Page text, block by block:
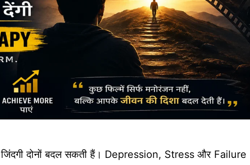
दोनों बदल सकती हैं। Depression, Stress और Failure